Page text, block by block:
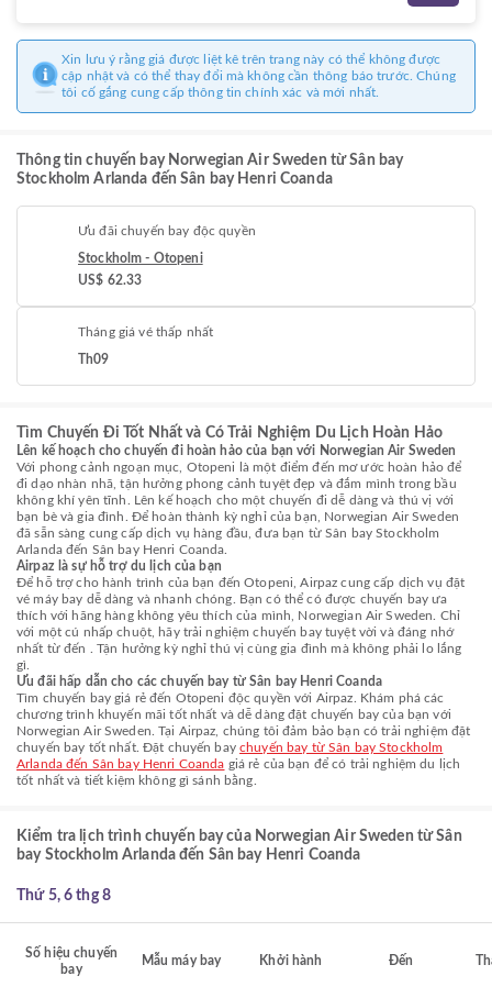
Xin lưu ý rằng giá được liệt kê trên trang này có thể không được
cập nhật và có thể thay đổi mà không cần thông báo trước. Chúng
tôi cố gắng cung cấp thông tin chính xác và mới nhất.
Thông tin chuyến bay Norwegian Air Sweden từ Sân bay
Stockholm Arlanda đến Sân bay Henri Coanda
Ưu đãi chuyến bay độc quyền
Stockholm - Otopeni
US$ 62.33
Tháng giá vé thấp nhất
Th09
Tìm Chuyến Đi Tốt Nhất và Có Trải Nghiệm Du Lịch Hoàn Hảo
Lên kế hoạch cho chuyến đi hoàn hảo của bạn với Norwegian Air Sweden
Với phong cảnh ngoạn mục, Otopeni là một điểm đến mơ ước hoàn hảo để
đi dạo nhàn nhã, tận hưởng phong cảnh tuyệt đẹp và đắm mình trong bầu
không khí yên tĩnh. Lên kế hoạch cho một chuyến đi dễ dàng và thú vị với
bạn bè và gia đình. Để hoàn thành kỳ nghỉ của bạn, Norwegian Air Sweden
đã sẵn sàng cung cấp dịch vụ hàng đầu, đưa bạn từ Sân bay Stockholm
Arlanda đến Sân bay Henri Coanda.
Airpaz là sự hỗ trợ du lịch của bạn
Để hỗ trợ cho hành trình của bạn đến Otopeni, Airpaz cung cấp dịch vụ đặt
vé máy bay dễ dàng và nhanh chóng. Bạn có thể có được chuyến bay ưa
thích với hãng hàng không yêu thích của mình, Norwegian Air Sweden. Chỉ
với một cú nhấp chuột, hãy trải nghiệm chuyến bay tuyệt vời và đáng nhớ
nhất từ đến . Tận hưởng kỳ nghỉ thú vị cùng gia đình mà không phải lo lắng
gì.
Ưu đãi hấp dẫn cho các chuyến bay từ Sân bay Henri Coanda
Tìm chuyến bay giá rẻ đến Otopeni độc quyền với Airpaz. Khám phá các
chương trình khuyến mãi tốt nhất và dễ dàng đặt chuyến bay của bạn với
Norwegian Air Sweden. Tại Airpaz, chúng tôi đảm bảo bạn có trải nghiệm đặt
chuyến bay tốt nhất. Đặt chuyến baychuyến bay từ Sân bay Stockholm
Arlanda đến Sân bay Henri Coanda giá rẻ của bạn để có trải nghiệm du lịch
tốt nhất và tiết kiệm không gì sánh bằng.
Kiểm tra lịch trình chuyến bay của Norwegian Air Sweden từ Sân
bay Stockholm Arlanda đến Sân bay Henri Coanda
Thứ 5, 6 thg 8
Số hiệu chuyến
bay
Mẫu máy bay Khởi hành Đến